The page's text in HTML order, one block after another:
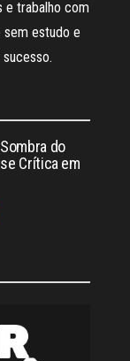
e trabalho com
sem estudo e
do
Crítica em